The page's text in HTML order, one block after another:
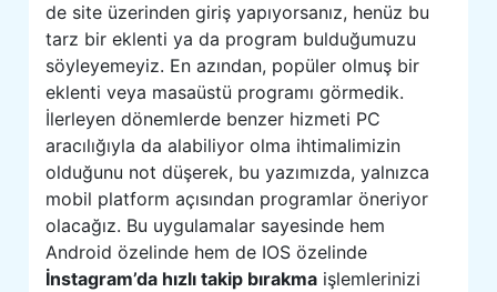
de site üzerinden giriş yapıyorsanız, henüz bu
tarz bir eklenti ya da program bulduğumuzu
söyleyemeyiz. En azından, popüler olmuş bir
eklenti veya masaüstü programı görmedik.
İlerleyen dönemlerde benzer hizmeti PC
aracılığıyla da alabiliyor olma ihtimalimizin
olduğunu not düşerek, bu yazımızda, yalnızca
mobil platform açısından programlar öneriyor
olacağız. Bu uygulamalar sayesinde hem
Android özelinde hem de IOS özelinde
İnstagram’da hızlı takip bırakma işlemlerinizi